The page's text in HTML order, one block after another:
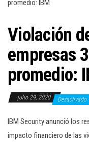
promedio: IBM
Violación
empresas
promedio:
julio 29, 2020 Desactivado
IBM Security anunció los
impacto financiero de las